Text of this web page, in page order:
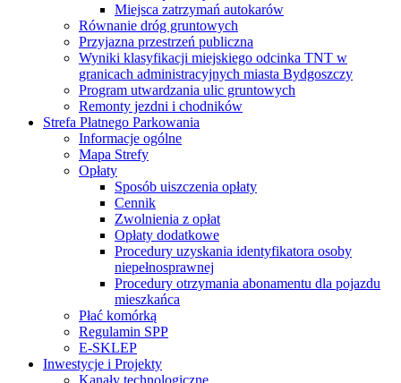
Miejsca zatrzymań autokarów
Równanie dróg gruntowych
Przyjazna przestrzeń publiczna
Wyniki klasyfikacji miejskiego odcinka TNT w
granicach administracyjnych miasta Bydgoszczy
Program utwardzania ulic gruntowych
Remonty jezdni i chodników
Strefa Płatnego Parkowania
Informacje ogólne
Mapa Strefy
Opłaty
Sposób uiszczenia opłaty
Cennik
Zwolnienia z opłat
Opłaty dodatkowe
Procedury uzyskania identyfikatora osoby
niepełnosprawnej
Procedury otrzymania abonamentu dla pojazdu
mieszkańca
Płać komórką
Regulamin SPP
E-SKLEP
Inwestycje i Projekty
Kanały technologiczne